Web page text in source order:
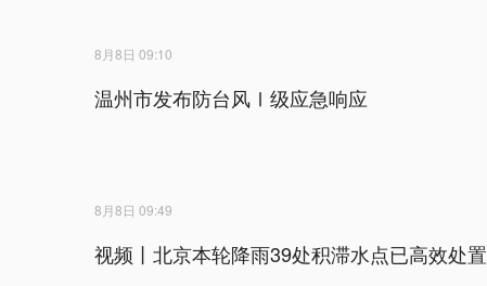
8月8日 09:10
温州市发布防台风Ⅰ级应急响应
8月8日 09:49
视频丨北京本轮降雨39处积滞水点已高效处置